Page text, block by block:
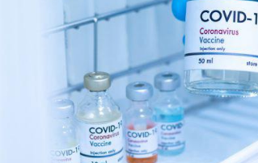
23:45 / 05-08-2026
ტრაგედია შოტლანდიაში
- 35 წლის მამას 9 წლის
ქალიშვილის
მკვლელობაში ედება
ბრალი